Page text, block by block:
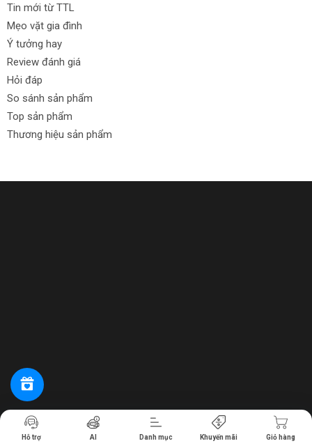
Tin mới từ TTL
Mẹo vặt gia đình
Ý tưởng hay
Review đánh giá
Hỏi đáp
So sánh sản phẩm
Top sản phẩm
Thương hiệu sản phẩm
Tiến hành thanh toán
Hỗ trợ AI Danh mục Khuyến mãi Giỏ hàng